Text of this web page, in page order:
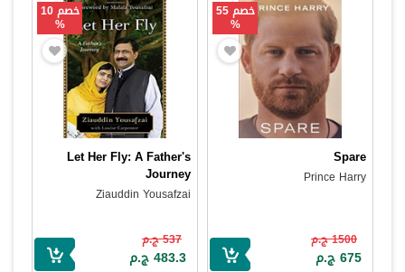
خصم 55
%
Spare
Prince Harry
1500 ج.م
675 ج.م
خصم 10
%
Let Her Fly: A Father's
Journey
Ziauddin Yousafzai
537 ج.م
483.3 ج.م